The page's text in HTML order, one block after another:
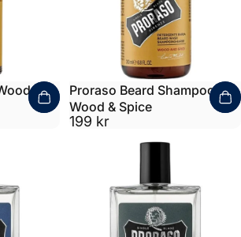
&
Proraso Beard Shampoo
Wood & Spice
199 kr